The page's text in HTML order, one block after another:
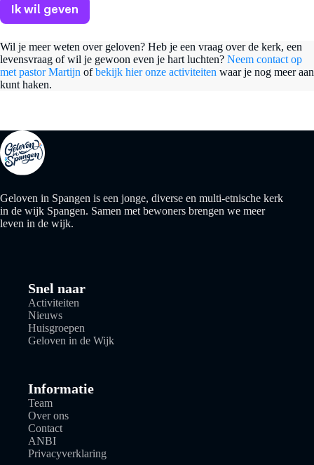
Ik wil geven
Wil je meer weten over geloven? Heb je een vraag over de kerk, een
levensvraag of wil je gewoon even je hart luchten? Neem contact op
met pastor Martijn ofbekijk hier onze activiteiten waar je nog meer aan
kunt haken.
Geloven in Spangen is een jonge, diverse en multi-etnische kerk
in de wijk Spangen. Samen met bewoners brengen we meer
leven in de wijk.
Snel naar
Activiteiten
Nieuws
Huisgroepen
Geloven in de Wijk
Informatie
Team
Over ons
Contact
ANBI
Privacyverklaring